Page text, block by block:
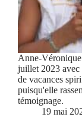
Anne-
juillet 2023 avec
de vacances
puisqu'elle
témoignage.
19 mai